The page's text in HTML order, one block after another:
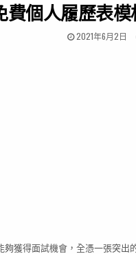
S
T
E
費個人履歷表
2021年6月2日
獲得面試機會，全憑一張突